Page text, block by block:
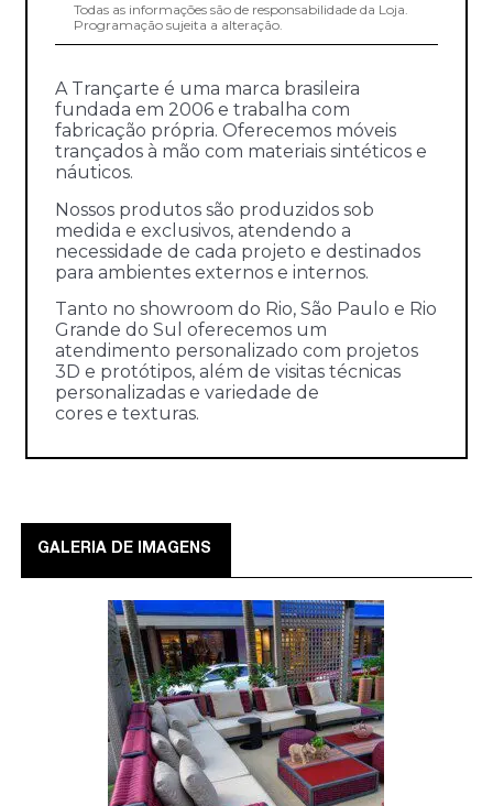
Todas as informações são de responsabilidade da Loja.
Programação sujeita a alteração.
A Trançarte é uma marca brasileira
fundada em 2006 e trabalha com
fabricação própria. Oferecemos móveis
trançados à mão com materiais sintéticos e
náuticos.
Nossos produtos são produzidos sob
medida e exclusivos, atendendo a
necessidade de cada projeto e destinados
para ambientes externos e internos.
Tanto no showroom do Rio, São Paulo e Rio
Grande do Sul oferecemos um
atendimento personalizado com projetos
3D e protótipos, além de visitas técnicas
personalizadas e variedade de
cores e texturas.
GALERIA DE IMAGENS